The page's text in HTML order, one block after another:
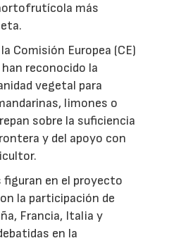
más
Comisión Europea (CE)
reconocido la
vegetal para
limones o
sobre la suficiencia
y del apoyo con
en el proyecto
la participación de
Francia, Italia y
en la